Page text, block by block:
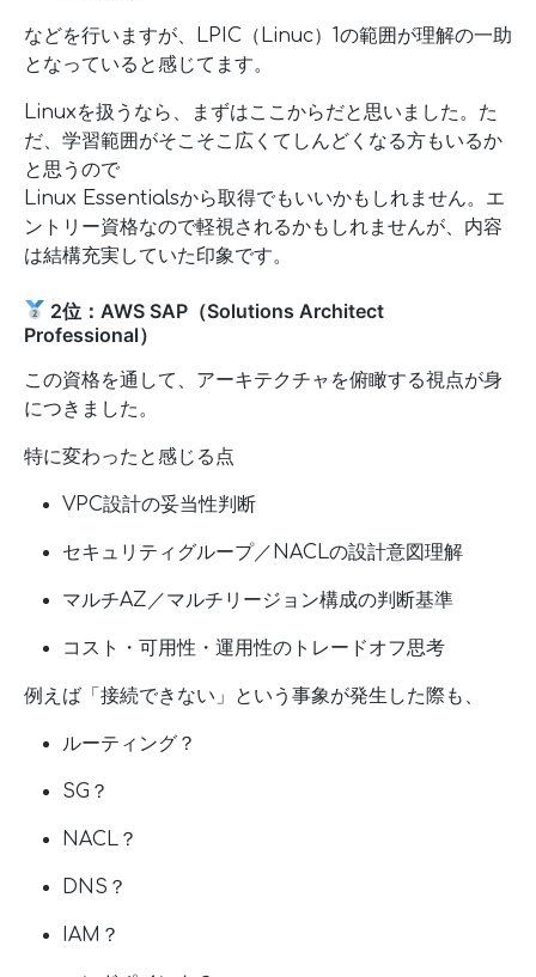
などを行いますが、LPIC（Linuc）1の範囲が理解の一助
となっていると感じてます。
Linuxを扱うなら、まずはここからだと思いました。た
だ、学習範囲がそこそこ広くてしんどくなる方もいるか
と思うので
Linux Essentialsから取得でもいいかもしれません。エ
ントリー資格なので軽視されるかもしれませんが、内容
は結構充実していた印象です。
2位：AWS SAP（Solutions Architect
Professional）
この資格を通して、アーキテクチャを俯瞰する視点が身
につきました。
特に変わったと感じる点
VPC設計の妥当性判断
セキュリティグループ／NACLの設計意図理解
マルチAZ／マルチリージョン構成の判断基準
コスト・可用性・運用性のトレードオフ思考
例えば「接続できない」という事象が発生した際も、
ルーティング？
SG？
NACL？
DNS？
IAM？